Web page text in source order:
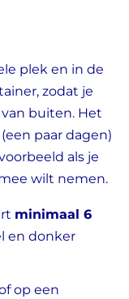
plek en in de
zodat je
buiten. Het
paar dagen)
als je
wilt nemen.
minimaal 6
en donker
op een